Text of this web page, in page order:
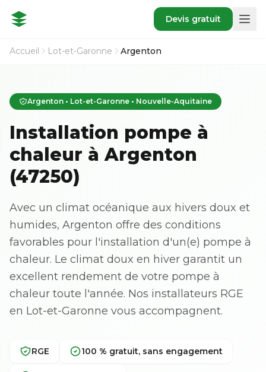
Devis gratuit
Accueil Lot-et-Garonne Argenton
Argenton • Lot-et-Garonne • Nouvelle-Aquitaine
Installation pompe à
chaleur à Argenton
(47250)
Avec un climat océanique aux hivers doux et
humides, Argenton offre des conditions
favorables pour l'installation d'un(e) pompe à
chaleur. Le climat doux en hiver garantit un
excellent rendement de votre pompe à
chaleur toute l'année. Nos installateurs RGE
en Lot-et-Garonne vous accompagnent.
RGE 100 % gratuit, sans engagement